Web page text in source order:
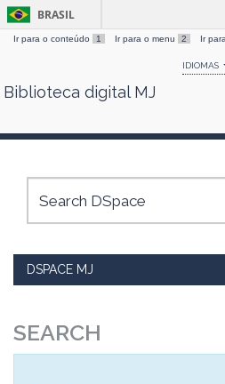
Skip
BRASIL
Ir para o conteúdo 1 Ir para o menu 2 Ir
IDIOMAS
Biblioteca digital MJ
DSPACE MJ
SEARCH